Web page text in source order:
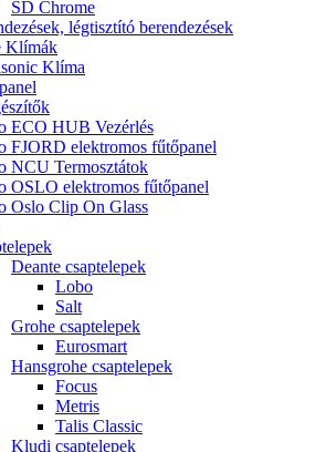
SD Chrome
légtisztító berendezések
Klímák
Klíma
ECO HUB Vezérlés
FJORD elektromos fűtőpanel
NCU Termosztátok
OSLO elektromos fűtőpanel
Oslo Clip On Glass
Deante csaptelepek
Lobo
Salt
Grohe csaptelepek
Eurosmart
Hansgrohe csaptelepek
Focus
Metris
Talis Classic
Kludi csaptelepek